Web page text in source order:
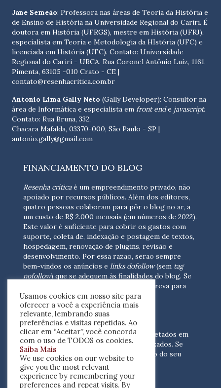
Jane Semeão: Professora nas áreas de Teoria da História e
de Ensino de História na Universidade Regional do Cariri. É
doutora em História (UFRGS), mestre em História (UFRJ),
especialista em Teoria e Metodologia da HIstória (UFC) e
licenciada em História (UFC). Contato: Universidade
Regional do Cariri - URCA. Rua Coronel Antônio Luíz, 1161,
Pimenta, 63105 -010 Crato - CE |
contato@resenhacritica.com.br
Antonio Lima Gally Neto (Gally Developer): Consultor na
área de Informática e especialista em front ende javascript.
Contato: Rua Bruna, 332,
Chacara Mafalda, 03370-000, São Paulo - SP |
antonio.gally@gmail.com
FINANCIAMENTO DO BLOG
Resenha críticaé um empreendimento privado, não
apoiado por recursos públicos. Além dos editores,
quatro pessoas colaboram para pôr o blog no ar, a
um custo de R$ 2.000 mensais (em números de 2022).
Este valor é suficiente para cobrir os gastos com
suporte, coleta de, indexação e postagem de textos,
hospedagem, renovação de plugins, revisão e
desenvolvimento. Por essa razão, serão sempre
bem-vindos os anúncios e links dofollow(sem tag
nofollow) que se adequem às finalidades do blog. Se
escreva para
nós(contato@resenhacritica.com.br)
FONTES E ACERVO
As resenhas, dossiês e sumários são coletados em
periódicos acadêmicos e sites especializados. Se
você tem interesse em divulgar o acervo do seu
periódico, escreva para nós
(contato@resenhacritica.com.br)
Usamos cookies em nosso site para
oferecer a você a experiência mais
relevante, lembrando suas
preferências e visitas repetidas. Ao
clicar em “Aceitar”, você concorda
com o uso de TODOS os cookies.
Saiba Mais
We use cookies on our website to
give you the most relevant
experience by remembering your
preferences and repeat visits. By